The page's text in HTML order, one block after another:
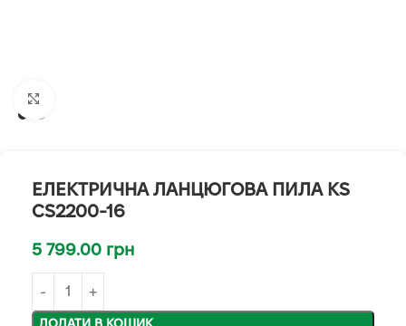
ЕЛЕКТРИЧНА ЛАНЦЮГОВА ПИЛА KS
CS2200-16
5 799.00 грн